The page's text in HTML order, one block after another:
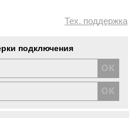
Тех. поддержка
подключения